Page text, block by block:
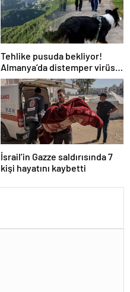
Tehlike pusuda bekliyor!
Almanya’da distemper virüsü
yayılıyor: Çoğu
kurtarılamayacak!
İsrail’in Gazze saldırısında 7
kişi hayatını kaybetti